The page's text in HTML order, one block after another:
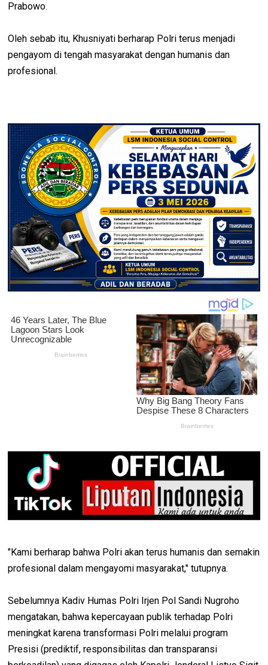
Prabowo.
Oleh sebab itu, Khusniyati berharap Polri terus menjadi
pengayom di tengah masyarakat dengan humanis dan
profesional.
"Kami berharap bahwa Polri akan terus humanis dan semakin
profesional dalam mengayomi masyarakat," tutupnya.
Sebelumnya Kadiv Humas Polri Irjen Pol Sandi Nugroho
mengatakan, bahwa kepercayaan publik terhadap Polri
meningkat karena transformasi Polri melalui program
Presisi (prediktif, responsibilitas dan transparansi